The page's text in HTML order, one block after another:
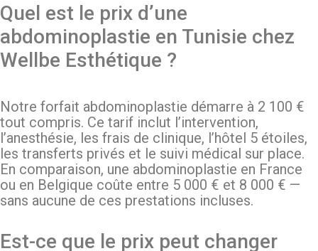
Quel est le prix d’une
abdominoplastie en Tunisie chez
Wellbe Esthétique ?
Notre forfait abdominoplastie démarre à 2 100 €
tout compris. Ce tarif inclut l’intervention,
l’anesthésie, les frais de clinique, l’hôtel 5 étoiles,
les transferts privés et le suivi médical sur place.
En comparaison, une abdominoplastie en France
ou en Belgique coûte entre 5 000 € et 8 000 € —
sans aucune de ces prestations incluses.
Est-ce que le prix peut changer